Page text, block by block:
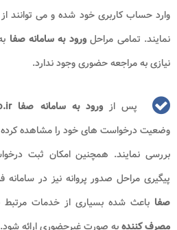
وارد حساب کاربری خود شده و می توانند
نمایند. تمامی مراحلورود به سامانه صفا
نیازی به مراجعه حضوری وجود ندارد.
پس ازورود به سامانه صفا safa.cppo.ir
وضعیت درخواست های خود را مشاهده کرده و
بررسی نمایند. همچنین امکان ثبت
پیگیری مراحل صدور پروانه نیز در
صفا باعث شده بسیاری از خدمات مرتبط
مصرف کنندهبه صورت غیرحضوری ارائه شود.